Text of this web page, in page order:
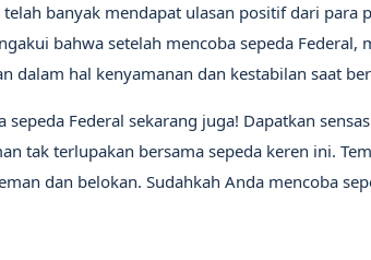
banyak mendapat ulasan positif dari para
bahwa setelah mencoba sepeda Federal,
dalam hal kenyamanan dan kestabilan saat
Federal sekarang juga! Dapatkan
tak terlupakan bersama sepeda keren ini.
dan belokan. Sudahkah Anda mencoba